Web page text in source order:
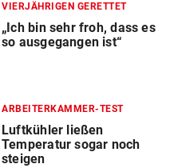
VIERJÄHRIGEN GERETTET
„Ich bin sehr froh, dass es
so ausgegangen ist“
ARBEITERKAMMER-TEST
Luftkühler ließen
Temperatur sogar noch
steigen